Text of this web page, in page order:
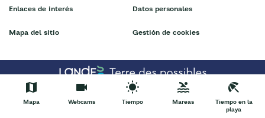
Enlaces de interés
Mapa del sitio
Datos personales
Gestión de cookies
Mapa Webcams Tiempo Mareas
Tiempo en la
playa